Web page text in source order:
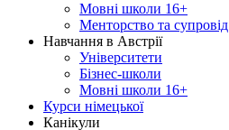
Мовні школи 16+
Менторство та супровід
Навчання в Австрії
Університети
Бізнес-школи
Мовні школи 16+
Курси німецької
Канікули